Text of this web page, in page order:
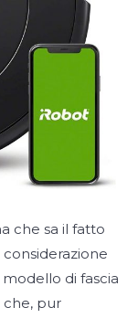
che sa il fatto
modello di fascia
che, pur